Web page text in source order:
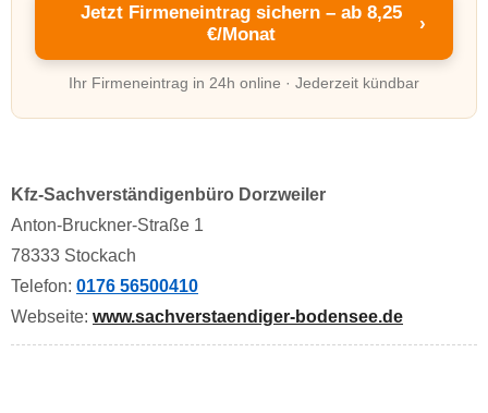
Jetzt Firmeneintrag sichern – ab 8,25
€/Monat
›
Ihr Firmeneintrag in 24h online · Jederzeit kündbar
Kfz-Sachverständigenbüro Dorzweiler
Anton-Bruckner-Straße 1
78333 Stockach
Telefon: 0176 56500410
Webseite: www.sachverstaendiger-bodensee.de